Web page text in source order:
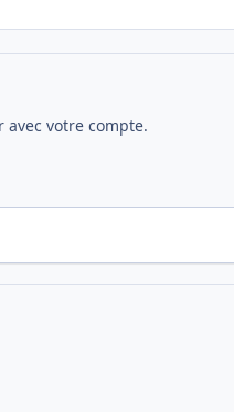
votre compte.